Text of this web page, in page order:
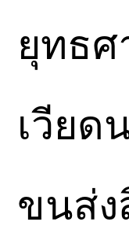
ยุทธศ
เวียด
ขนส่ง